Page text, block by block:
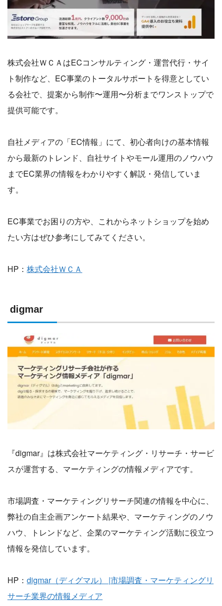
株式会社ＷＣＡはECコンサルティング・運営代行・サイ
ト制作など、EC事業のトータルサポートを得意としてい
る会社で、提案から制作〜運用〜分析までワンストップで
提供可能です。
自社メディアの「EC情報」にて、初心者向けの基本情報
から最新のトレンド、⾃社サイトやモール運⽤のノウハウ
までEC業界の情報をわかりやすく解説・発信していま
す。
EC事業でお困りの方や、これからネットショップを始め
たい方はぜひ参考にしてみてください。
HP： 株式会社ＷＣＡ
digmar
『digmar』は株式会社マーケティング・リサーチ・サービ
スが運営する、マーケティングの情報メディアです。
市場調査・マーケティングリサーチ関連の情報を中心に、
弊社の自主企画アンケート結果や、マーケティングのノウ
ハウ、トレンドなど、企業のマーケティング活動に役立つ
情報を発信しています。
HP： digmar（ディグマル） |市場調査・マーケティングリ
サーチ業界の情報メディア